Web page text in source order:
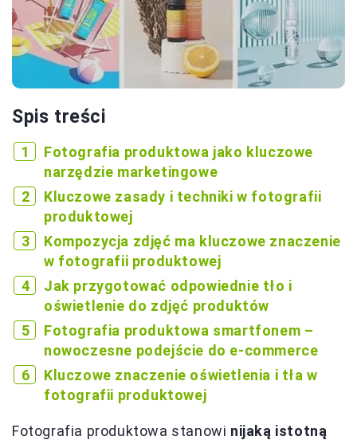
Spis treści
Fotografia produktowa jako kluczowe
narzędzie marketingowe
Kluczowe zasady i techniki w fotografii
produktowej
Kompozycja zdjęć ma kluczowe znaczenie
w fotografii produktowej
Jak przygotować odpowiednie tło i
oświetlenie do zdjęć produktów
Fotografia produktowa smartfonem –
nowoczesne podejście do e-commerce
Kluczowe znaczenie oświetlenia i tła w
fotografii produktowej
Fotografia produktowa stanowi nijaką istotną